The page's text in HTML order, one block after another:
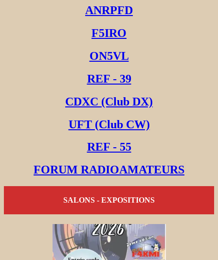
ANRPFD
F5IRO
ON5VL
REF - 39
CDXC (Club DX)
UFT (Club CW)
REF - 55
FORUM RADIOAMATEURS
SALONS - EXPOSITIONS